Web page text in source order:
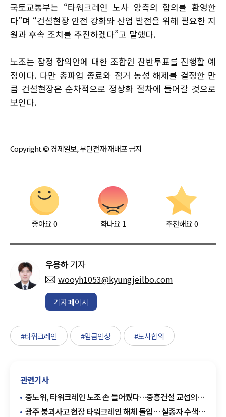
국토교통부는 “타워크레인 노사 양측의 합의를 환영한
다”며 “건설현장 안전 강화와 산업 발전을 위해 필요한 지
원과 후속 조치를 추진하겠다”고 말했다.
노조는 잠정 합의안에 대한 조합원 찬반투표를 진행할 예
정이다. 다만 총파업 종료와 점거 농성 해제를 결정한 만
큼 건설현장은 순차적으로 정상화 절차에 들어갈 것으로
보인다.
Copyright © 경제일보, 무단전재·재배포 금지
좋아요0 화나요 1 추천해요 0
우용하기자
wooyh1053@kyungjeilbo.com
기자페이지
#타워크레인 #임금인상 #노사합의
관련기사
중노위, 타워크레인 노조 손 들어줬다…중흥건설 교섭의무
인정
광주 붕괴사고 현장 타워크레인 해체 돌입… 실종자 수색